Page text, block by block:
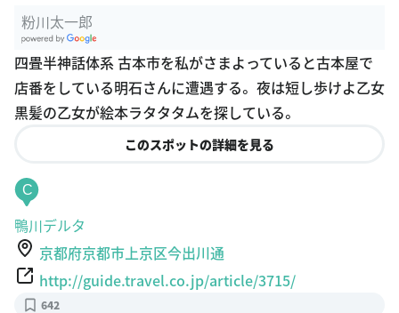
粉川太一郎
oogle Plac
es
四畳半神話体系 古本市を私がさまよっていると古本屋で
店番をしている明石さんに遭遇する。 夜は短し歩けよ乙女
黒髪の乙女が絵本ラタタタムを探している。
このスポットの詳細を見る
C
鴨川デルタ
京都府京都市上京区今出川通
http://guide.travel.co.jp/article/3715/
642